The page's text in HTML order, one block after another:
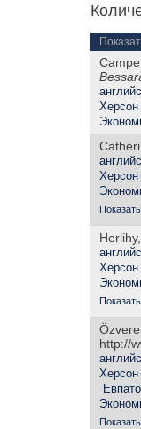
Херсон
Херсон
Херсон
http://
Херсон